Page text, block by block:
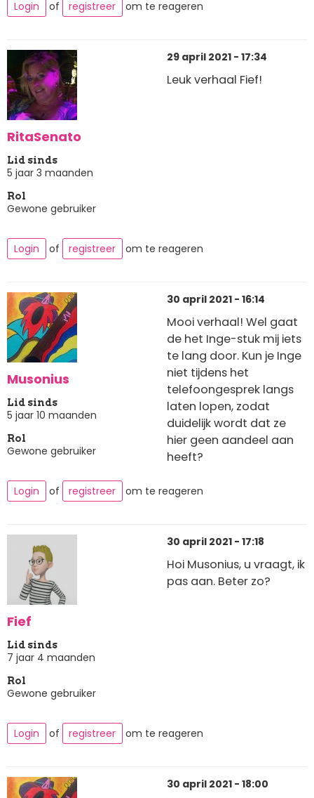
Login of registreer om te reageren
RitaSenato
Lid sinds
5 jaar 3 maanden
Rol
Gewone gebruiker
29 april 2021 - 17:34
Leuk verhaal Fief!
Login of registreer om te reageren
Musonius
Lid sinds
5 jaar 10 maanden
Rol
Gewone gebruiker
30 april 2021 - 16:14
Mooi verhaal! Wel gaat
de het Inge-stuk mij iets
te lang door. Kun je Inge
niet tijdens het
telefoongesprek langs
laten lopen, zodat
duidelijk wordt dat ze
hier geen aandeel aan
heeft?
Login of registreer om te reageren
Fief
Lid sinds
7 jaar 4 maanden
Rol
Gewone gebruiker
30 april 2021 - 17:18
Hoi Musonius, u vraagt, ik
pas aan. Beter zo?
Login of registreer om te reageren
30 april 2021 - 18:00